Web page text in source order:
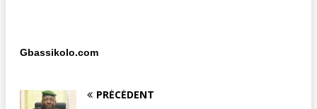
Gbassikolo.com
PRÉCÉDENT